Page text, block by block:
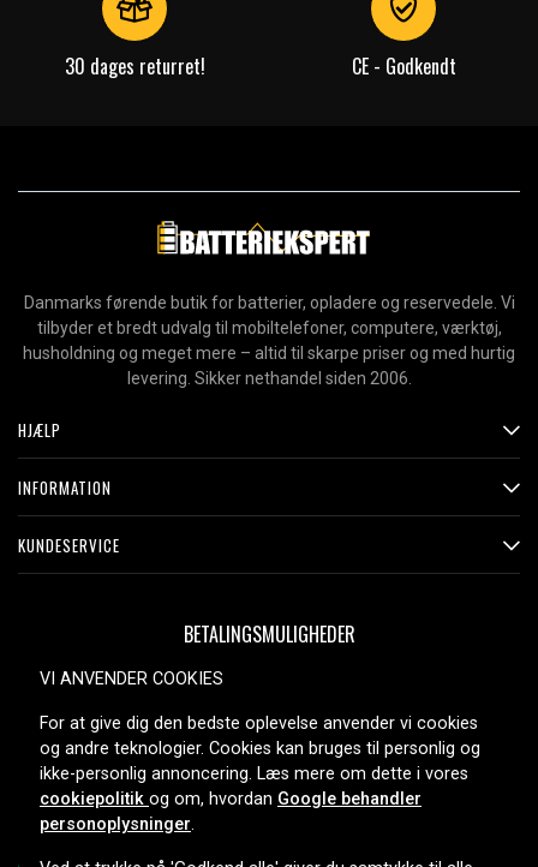
30 dages returret! CE - Godkendt
Danmarks førende butik for batterier, opladere og reservedele. Vi
tilbyder et bredt udvalg til mobiltelefoner, computere, værktøj,
husholdning og meget mere – altid til skarpe priser og med hurtig
levering. Sikker nethandel siden 2006.
HJÆLP
INFORMATION
KUNDESERVICE
BETALINGSMULIGHEDER
LEVERINGSMULIGHEDER
VI ANVENDER COOKIES
For at give dig den bedste oplevelse anvender vi cookies
og andre teknologier. Cookies kan bruges til personlig og
ikke-personlig annoncering. Læs mere om dette i vores
cookiepolitik og om, hvordan Google behandler
personoplysninger.